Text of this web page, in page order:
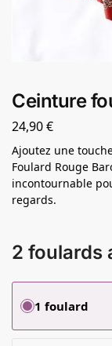
Ceinture
24,90€
Ajoutez une
Foulard Rouge
incontournable
regards.
2 foulards
1 foulard